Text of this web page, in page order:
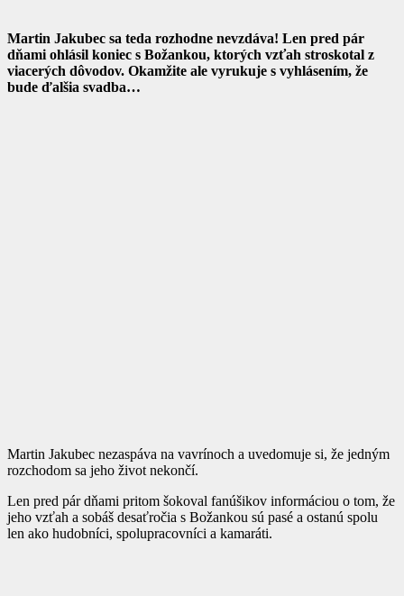
Martin Jakubec sa teda rozhodne nevzdáva! Len pred pár
dňami ohlásil koniec s Božankou, ktorých vzťah stroskotal z
viacerých dôvodov. Okamžite ale vyrukuje s vyhlásením, že
bude ďalšia svadba…
Martin Jakubec nezaspáva na vavrínoch a uvedomuje si, že jedným
rozchodom sa jeho život nekončí.
Len pred pár dňami pritom šokoval fanúšikov informáciou o tom, že
jeho vzťah a sobáš desaťročia s Božankou sú pasé a ostanú spolu
len ako hudobníci, spolupracovníci a kamaráti.